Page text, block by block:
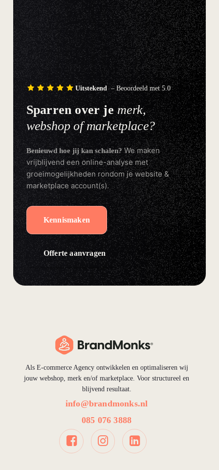
Uitstekend– Beoordeeld met 5.0
Sparren over jemerk,
webshop of marketplace?
Benieuwd hoe jij kan schalen?We maken
vrijblijvend een online-analyse met
groeimogelijkheden rondom je website &
marketplace account(s).
Kennismaken
Offerte aanvragen
Als E-commerce Agency ontwikkelen en optimaliseren wij
jouw webshop, merk en/of marketplace. Voor structureel en
blijvend resultaat.
info@brandmonks.nl
085 076 3888